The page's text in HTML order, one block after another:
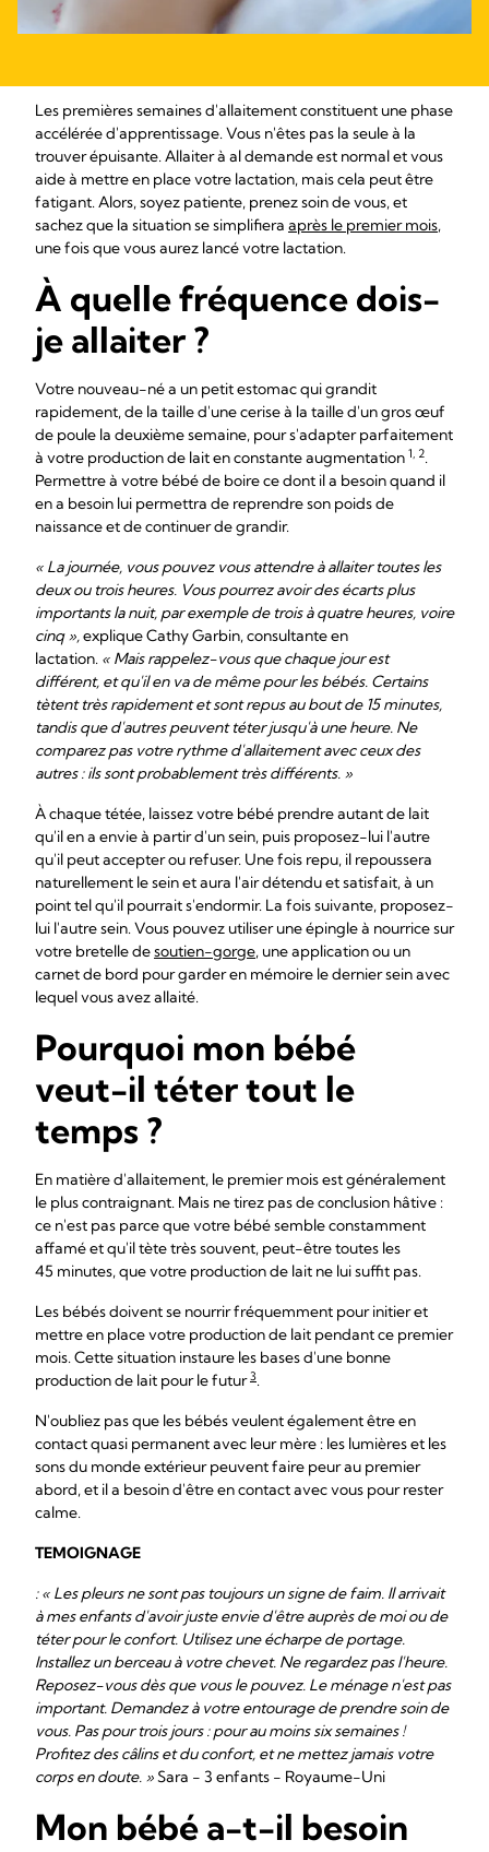
Les premières semaines d'allaitement constituent une phase
accélérée d'apprentissage. Vous n'êtes pas la seule à la
trouver épuisante. Allaiter à al demande est normal et vous
aide à mettre en place votre lactation, mais cela peut être
fatigant. Alors, soyez patiente, prenez soin de vous, et
sachez que la situation se simplifiera après le premier mois,
une fois que vous aurez lancé votre lactation.
À quelle fréquence dois-
je allaiter ?
Votre nouveau-né a un petit estomac qui grandit
rapidement, de la taille d'une cerise à la taille d'un gros œuf
de poule la deuxième semaine, pour s'adapter parfaitement
à votre production de lait en constante augmentation 1, 2.
Permettre à votre bébé de boire ce dont il a besoin quand il
en a besoin lui permettra de reprendre son poids de
naissance et de continuer de grandir.
« La journée, vous pouvez vous attendre à allaiter toutes les
deux ou trois heures. Vous pourrez avoir des écarts plus
importants la nuit, par exemple de trois à quatre heures, voire
cinq »,explique Cathy Garbin, consultante en
lactation. « Mais rappelez-vous que chaque jour est
différent, et qu'il en va de même pour les bébés. Certains
tètent très rapidement et sont repus au bout de 15 minutes,
tandis que d'autres peuvent téter jusqu'à une heure. Ne
comparez pas votre rythme d'allaitement avec ceux des
autres : ils sont probablement très différents. »
À chaque tétée, laissez votre bébé prendre autant de lait
qu'il en a envie à partir d'un sein, puis proposez-lui l'autre
qu'il peut accepter ou refuser. Une fois repu, il repoussera
naturellement le sein et aura l'air détendu et satisfait, à un
point tel qu'il pourrait s'endormir. La fois suivante, proposez-
lui l'autre sein. Vous pouvez utiliser une épingle à nourrice sur
votre bretelle desoutien-gorge, une application ou un
carnet de bord pour garder en mémoire le dernier sein avec
lequel vous avez allaité.
Pourquoi mon bébé
veut-il téter tout le
temps ?
En matière d'allaitement, le premier mois est généralement
le plus contraignant. Mais ne tirez pas de conclusion hâtive :
ce n'est pas parce que votre bébé semble constamment
affamé et qu'il tète très souvent, peut-être toutes les
45 minutes, que votre production de lait ne lui suffit pas.
Les bébés doivent se nourrir fréquemment pour initier et
mettre en place votre production de lait pendant ce premier
mois. Cette situation instaure les bases d'une bonne
production de lait pour le futur3.
N'oubliez pas que les bébés veulent également être en
contact quasi permanent avec leur mère : les lumières et les
sons du monde extérieur peuvent faire peur au premier
abord, et il a besoin d'être en contact avec vous pour rester
calme.
TEMOIGNAGE
: « Les pleurs ne sont pas toujours un signe de faim. Il arrivait
à mes enfants d'avoir juste envie d'être auprès de moi ou de
téter pour le confort. Utilisez une écharpe de portage.
Installez un berceau à votre chevet. Ne regardez pas l'heure.
Reposez-vous dès que vous le pouvez. Le ménage n'est pas
important. Demandez à votre entourage de prendre soin de
vous. Pas pour trois jours : pour au moins six semaines !
Profitez des câlins et du confort, et ne mettez jamais votre
corps en doute. »Sara - 3 enfants - Royaume-Uni
Mon bébé a-t-il besoin